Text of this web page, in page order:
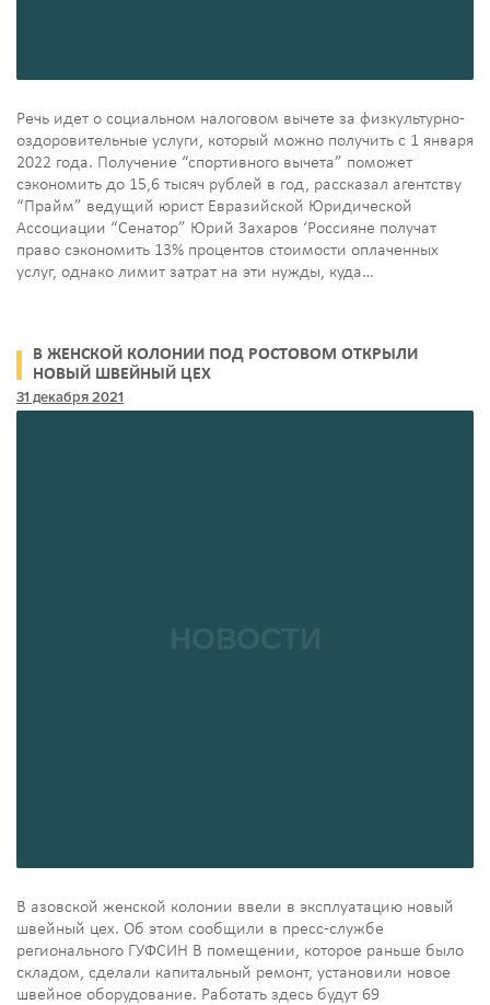
Речь идет о социальном налоговом вычете за физкультурно-
оздоровительные услуги, который можно получить с 1 января
2022 года. Получение “спортивного вычета” поможет
сэкономить до 15,6 тысяч рублей в год, рассказал агентству
“Прайм” ведущий юрист Евразийской Юридической
Ассоциации “Сенатор” Юрий Захаров ‘Россияне получат
право сэкономить 13% процентов стоимости оплаченных
услуг, однако лимит затрат на эти нужды, куда…
В ЖЕНСКОЙ КОЛОНИИ ПОД РОСТОВОМ ОТКРЫЛИ
НОВЫЙ ШВЕЙНЫЙ ЦЕХ
31 декабря 2021
В азовской женской колонии ввели в эксплуатацию новый
швейный цех. Об этом сообщили в пресс-службе
регионального ГУФСИН В помещении, которое раньше было
складом, сделали капитальный ремонт, установили новое
швейное оборудование. Работать здесь будут 69